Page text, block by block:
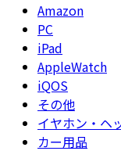
Amazon
PC
iPad
AppleWatch
iQOS
その他
イヤホン・ヘ
カー用品